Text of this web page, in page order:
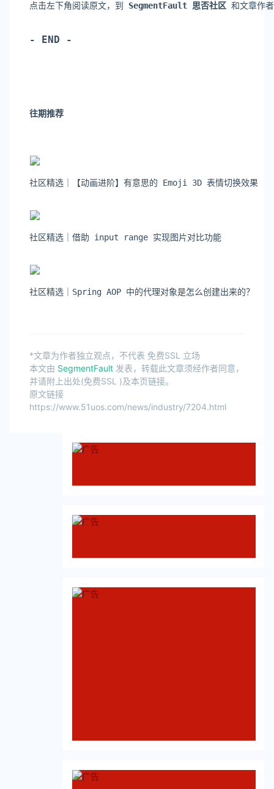
点击左下角阅读原文，到 SegmentFault 思否社区 和文章作
- END -
往期推荐
社区精选｜【动画进阶】有意思的 Emoji 3D 表情切换效果
社区精选｜借助 input range 实现图片对比功能
社区精选｜Spring AOP 中的代理对象是怎么创建出来的？
*文章为作者独立观点，不代表 免费SSL 立场
本文由 SegmentFault 发表，转载此文章须经作者同意，
并请附上出处(免费SSL )及本页链接。
原文链接
https://www.51uos.com/news/industry/7204.html